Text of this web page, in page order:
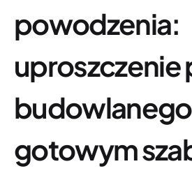
powodzenia:
uproszczenie
gotowym